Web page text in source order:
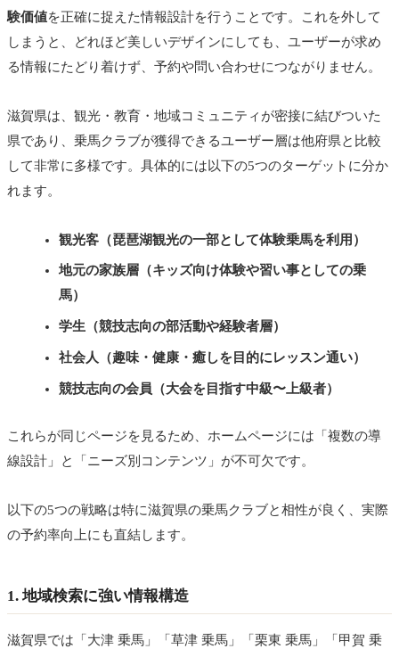
験価値を正確に捉えた情報設計を行うことです。これを外して
しまうと、どれほど美しいデザインにしても、ユーザーが求め
る情報にたどり着けず、予約や問い合わせにつながりません。
滋賀県は、観光・教育・地域コミュニティが密接に結びついた
県であり、乗馬クラブが獲得できるユーザー層は他府県と比較
して非常に多様です。具体的には以下の5つのターゲットに分か
れます。
観光客（琵琶湖観光の一部として体験乗馬を利用）
地元の家族層（キッズ向け体験や習い事としての乗
馬）
学生（競技志向の部活動や経験者層）
社会人（趣味・健康・癒しを目的にレッスン通い）
競技志向の会員（大会を目指す中級〜上級者）
これらが同じページを見るため、ホームページには「複数の導
線設計」と「ニーズ別コンテンツ」が不可欠です。
以下の5つの戦略は特に滋賀県の乗馬クラブと相性が良く、実際
の予約率向上にも直結します。
1. 地域検索に強い情報構造
滋賀県では「大津 乗馬」「草津 乗馬」「栗東 乗馬」「甲賀 乗